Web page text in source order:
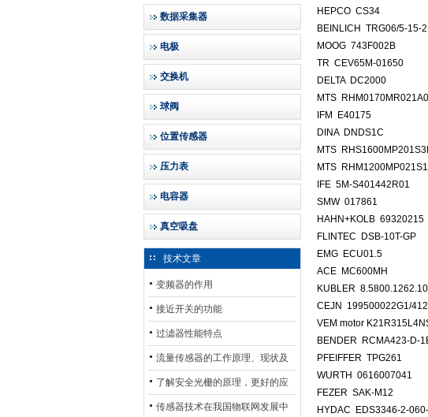
数据采集器
电极
交换机
球阀
位置传感器
压力表
电容器
真空吸盘
技术文章
变频器的作用
接近开关的功能
过滤器性能特点
流量传感器的工作原理、现状及
其发展前景
了解安全光栅的原理，更好的应
用安全光栅
传感器技术在我国物联网发展中
HEPCO CS34
BEINLICH TRG06/5-15-
MOOG 743F002B
TR CEV65M-01650
DELTA DC2000
MTS
IFM E40175
DINA DNDS1C
MTS
MTS
IFE 5M-S401442R01
SMW 017861
HAHN+KOLB 69320215
FLINTEC DSB-10T-GP
EMG ECU01.5
ACE MC600MH
KUBLER
CEJN 199500022G1/
VEM motor
BENDER RCMA423-D-
PFEIFFER TPG261
WURTH 0616007041
FEZER SAK-M12
HYDAC EDS3346-2-